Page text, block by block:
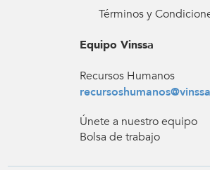
Términos y
Equipo Vinssa
Recursos Humanos
Únete a nuestro equipo
Bolsa de trabajo